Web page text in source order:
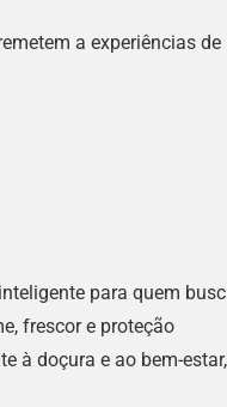
a experiências de
para quem
frescor e proteção
à doçura e ao bem-estar,